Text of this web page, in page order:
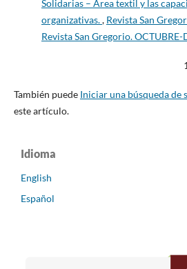
Solidarias – Área textil y las
organizativas., Revista San
Revista San Gregorio.
También puede Iniciar una búsqueda de
este artículo.
Idioma
English
Español